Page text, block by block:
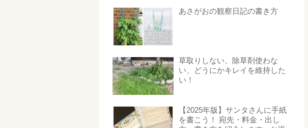
あさがおの観察日記の書き方
草取りしない、除草剤使わな
い、どうにかキレイを維持した
い！
【2025年版】サンタさんに手紙
を書こう！ 宛先・料金・出し